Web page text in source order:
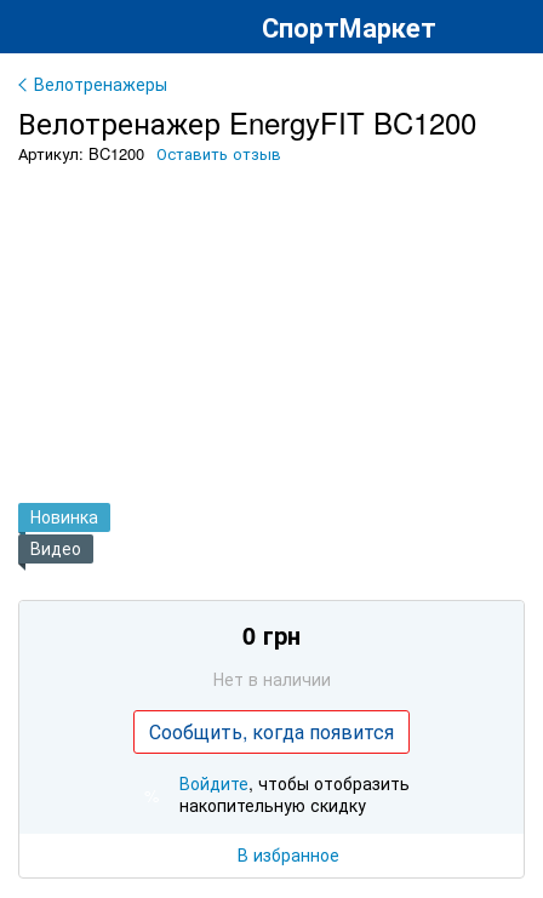
СпортМаркет
Велотренажеры
Велотренажер EnergyFIT BC1200
Артикул: BC1200 Оставить отзыв
Новинка
Видео
0 грн
Нет в наличии
Сообщить, когда появится
Войдите, чтобы отобразить
накопительную скидку
В избранное